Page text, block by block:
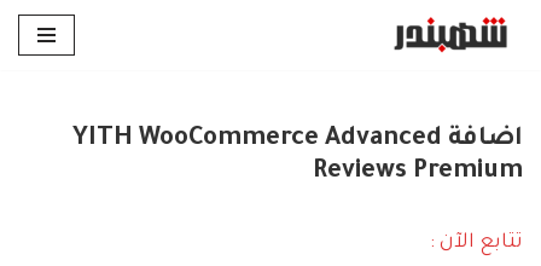
المحتوى
اضافة YITH WooCommerce Advanced
Reviews Premium
تتابع الآن :